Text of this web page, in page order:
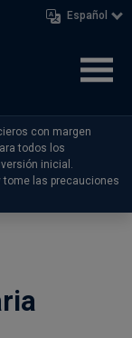
Español
con margen
todos los
inicial.
las precauciones